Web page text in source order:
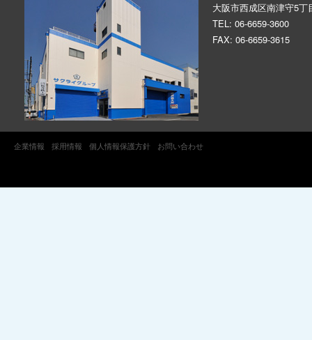
大阪市西成区南津守5丁
TEL: 06-6659-3600
FAX: 06-6659-3615
企業情報 採用情報 個人情報保護方針 お問い合わせ